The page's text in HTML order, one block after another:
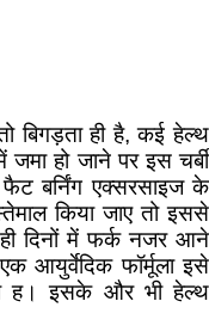
बिगड़ता ही है, कई हेल्थ
जमा हो जाने पर इस चर्बी
बर्निंग एक्सरसाइज के
किया जाए तो इससे
दिनों में फर्क नजर आने
आयुर्वेदिक फॉर्मूला इसे
ह। इसके और भी हेल्थ